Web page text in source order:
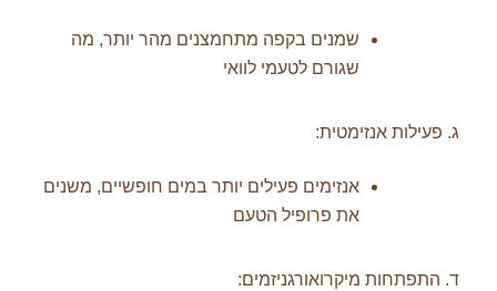
שמנים בקפה מתחמצנים מהר יותר, מה
שגורם לטעמי לוואי
ג. פעילות אנזימטית:
אנזימים פעילים יותר במים חופשיים, משנים
את פרופיל הטעם
ד. התפתחות מיקרואורגניזמים: